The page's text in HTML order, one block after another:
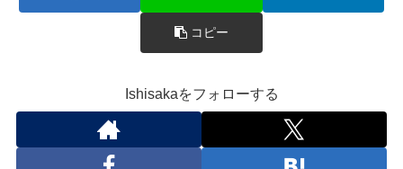
コピー
Ishisakaをフォローする